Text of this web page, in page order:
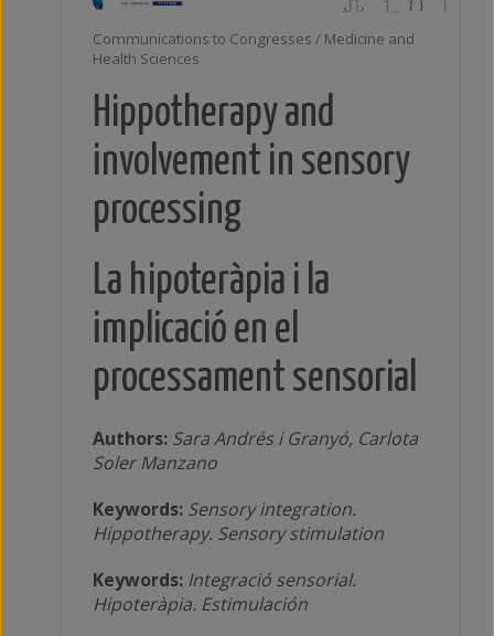
Communications to Congresses / Medicine and
Health Sciences
Hippotherapy and
involvement in sensory
processing
La hipoteràpia i la
implicació en el
processament sensorial
Authors: Sara Andrés i Granyó, Carlota
Soler Manzano
Keywords: Sensory integration.
Hippotherapy. Sensory stimulation
Keywords: Integració sensorial.
Hipoteràpia. Estimulación